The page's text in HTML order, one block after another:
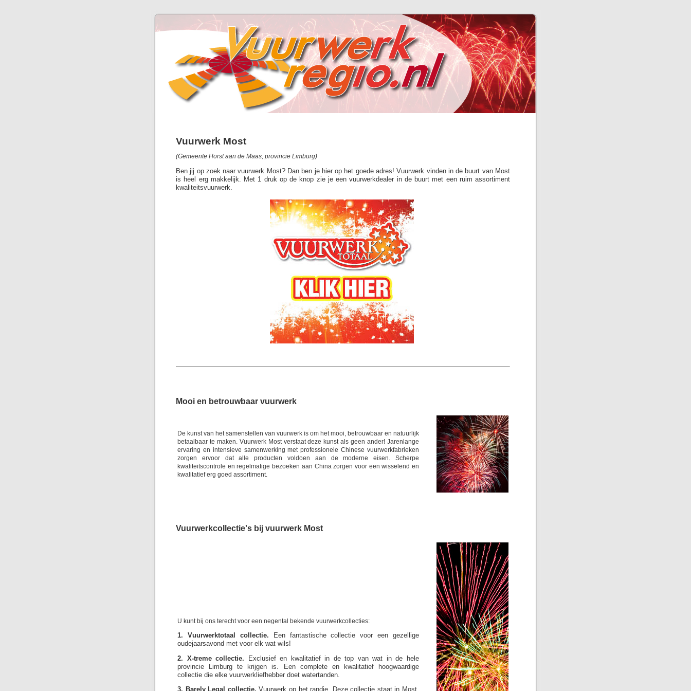
Vuurwerk Most
(Gemeente Horst aan de Maas, provincie Limburg)
Ben jij op zoek naar vuurwerk Most? Dan ben je hier op het goede adres! Vuurwerk vinden in de buurt van Most
is heel erg makkelijk. Met 1 druk op de knop zie je een vuurwerkdealer in de buurt met een ruim assortiment
kwaliteitsvuurwerk.
Mooi en betrouwbaar vuurwerk
De kunst van het samenstellen van vuurwerk is om het mooi, betrouwbaar en natuurlijk
betaalbaar te maken. Vuurwerk Most verstaat deze kunst als geen ander! Jarenlange
ervaring en intensieve samenwerking met professionele Chinese vuurwerkfabrieken
zorgen ervoor dat alle producten voldoen aan de moderne eisen. Scherpe
kwaliteitscontrole en regelmatige bezoeken aan China zorgen voor een wisselend en
kwalitatief erg goed assortiment.
Vuurwerkcollectie's bij vuurwerk Most
U kunt bij ons terecht voor een negental bekende vuurwerkcollecties:
1. Vuurwerktotaal collectie. Een fantastische collectie voor een gezellige
oudejaarsavond met voor elk wat wils!
2. X-treme collectie. Exclusief en kwalitatief in de top van wat in de hele
provincie Limburg te krijgen is. Een complete en kwalitatief hoogwaardige
collectie die elke vuurwerkliefhebber doet watertanden.